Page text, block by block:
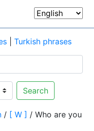
Turkish phrases
Search
/ [ W ] / Who are you